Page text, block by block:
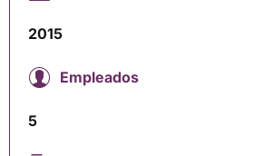
2015
Empleados
5